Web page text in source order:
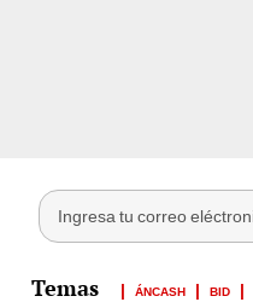
ÁNCASH BID